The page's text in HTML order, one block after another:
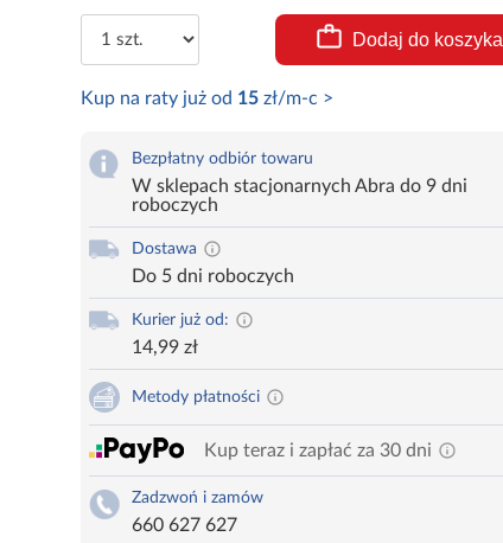
Dodaj do koszyka
Kup na raty już od 15zł/m-c >
Bezpłatny odbiór towaru
W sklepach stacjonarnych Abra do 9 dni
roboczych
Dostawa
Do 5 dni roboczych
Kurier już od:
14,99 zł
Metody płatności
Kup teraz i zapłać za 30 dni
Zadzwoń i zamów
660 627 627